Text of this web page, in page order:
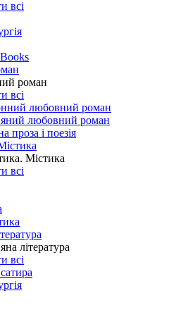
всі
роман
всі
любовний роман
любовний роман
проза і поезія
Містика
всі
література
всі